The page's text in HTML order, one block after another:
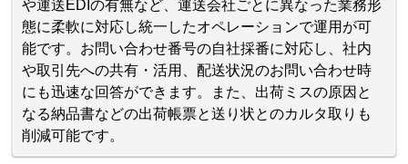
や運送EDIの有無など、運送会社ごとに異なった業務形
態に柔軟に対応し統一したオペレーションで運用が可
能です。お問い合わせ番号の自社採番に対応し、社内
や取引先への共有・活用、配送状況のお問い合わせ時
にも迅速な回答ができます。また、出荷ミスの原因と
なる納品書などの出荷帳票と送り状とのカルタ取りも
削減可能です。